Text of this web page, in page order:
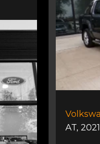
AT, 2021